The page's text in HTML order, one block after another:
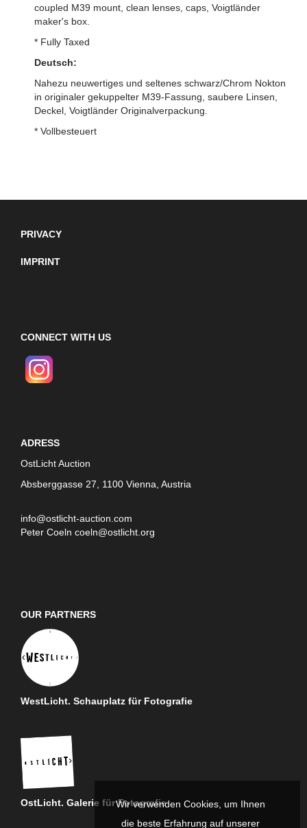
coupled M39 mount, clean lenses, caps, Voigtländer
maker's box.
* Fully Taxed
Deutsch:
Nahezu neuwertiges und seltenes schwarz/Chrom Nokton
in originaler gekuppelter M39-Fassung, saubere Linsen,
Deckel, Voigtländer Originalverpackung.
* Vollbesteuert
PRIVACY
IMPRINT
CONNECT WITH US
ADRESS
OstLicht Auction
Absberggasse 27, 1100 Vienna, Austria
info@ostlicht-auction.com
Peter Coeln coeln@ostlicht.org
OUR PARTNERS
WestLicht. Schauplatz für Fotografie
OstLicht. Galerie für FotografieWir verwenden Cookies, um Ihnen
die beste Erfahrung auf unserer